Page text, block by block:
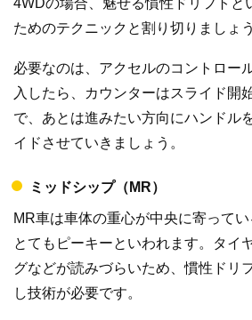
ためのテクニックと割り切りましょう
必要なのは、アクセルのコントロー
入したら、カウンターはスライド開
で、あとは進みたい方向にハンドル
イドさせていきましょう。
ミッドシップ（MR）
MR車は車体の重心が中央に寄って
とてもピーキーといわれます。タイ
グなどが読みづらいため、慣性ドリ
し技術が必要です。